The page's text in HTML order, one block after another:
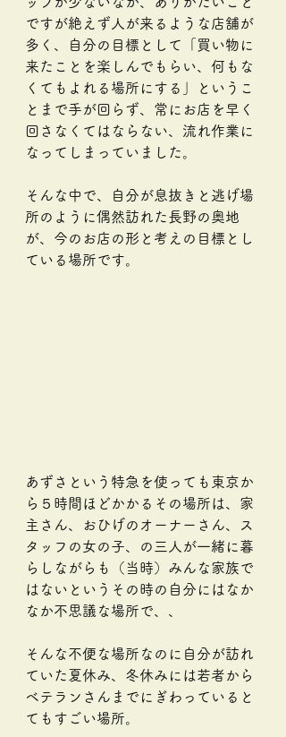
ですが絶えず人が来るような店舗が
多く、自分の目標として「買い物に
来たことを楽しんでもらい、何もな
くてもよれる場所にする」というこ
とまで手が回らず、常にお店を早く
回さなくてはならない、流れ作業に
なってしまっていました。
そんな中で、自分が息抜きと逃げ場
所のように偶然訪れた長野の奥地
が、今のお店の形と考えの目標とし
ている場所です。
あずさという特急を使っても東京か
ら５時間ほどかかるその場所は、家
主さん、おひげのオーナーさん、ス
タッフの女の子、の三人が一緒に暮
らしながらも（当時）みんな家族で
はないというその時の自分にはなか
なか不思議な場所で、、
そんな不便な場所なのに自分が訪れ
ていた夏休み、冬休みには若者から
ベテランさんまでにぎわっていると
てもすごい場所。